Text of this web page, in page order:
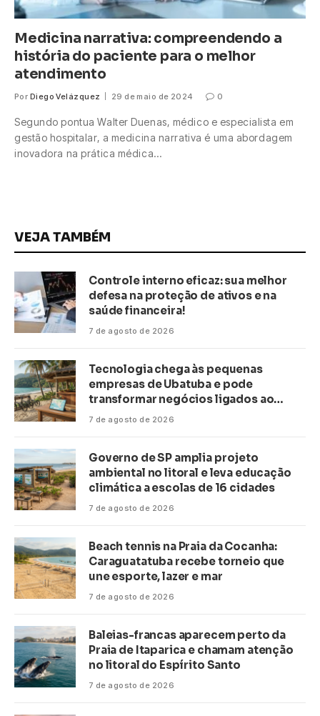
Medicina narrativa: compreendendo a
história do paciente para o melhor
atendimento
Por Diego Velázquez 29 de maio de 2024 0
Segundo pontua Walter Duenas, médico e especialista em
gestão hospitalar, a medicina narrativa é uma abordagem
inovadora na prática médica…
VEJA TAMBÉM
Controle interno eficaz: sua melhor
defesa na proteção de ativos e na
saúde financeira!
7 de agosto de 2026
Tecnologia chega às pequenas
empresas de Ubatuba e pode
transformar negócios ligados ao
turismo no litoral
7 de agosto de 2026
Governo de SP amplia projeto
ambiental no litoral e leva educação
climática a escolas de 16 cidades
7 de agosto de 2026
Beach tennis na Praia da Cocanha:
Caraguatatuba recebe torneio que
une esporte, lazer e mar
7 de agosto de 2026
Baleias-francas aparecem perto da
Praia de Itaparica e chamam atenção
no litoral do Espírito Santo
7 de agosto de 2026